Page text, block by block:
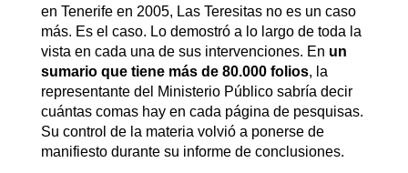
en Tenerife en 2005, Las Teresitas no es un caso
más. Es el caso. Lo demostró a lo largo de toda la
vista en cada una de sus intervenciones. En un
sumario que tiene más de 80.000 folios, la
representante del Ministerio Público sabría decir
cuántas comas hay en cada página de pesquisas.
Su control de la materia volvió a ponerse de
manifiesto durante su informe de conclusiones.